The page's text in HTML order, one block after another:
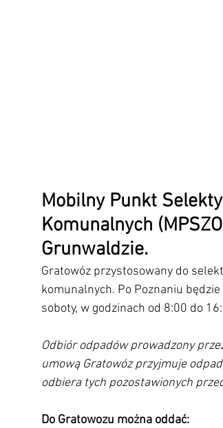
Mobilny Punkt
Komunalnych
Grunwaldzie.
Gratowóz przystosowany do
komunalnych. Po Poznaniu
soboty, w godzinach od 8:00 do
Odbiór odpadów prowadzony
umową Gratowóz przyjmuje
odbiera tych pozostawionych
Do Gratowozu można oddać: